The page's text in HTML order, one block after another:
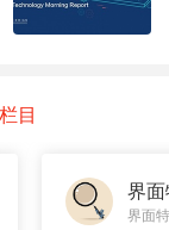
目
界
界面